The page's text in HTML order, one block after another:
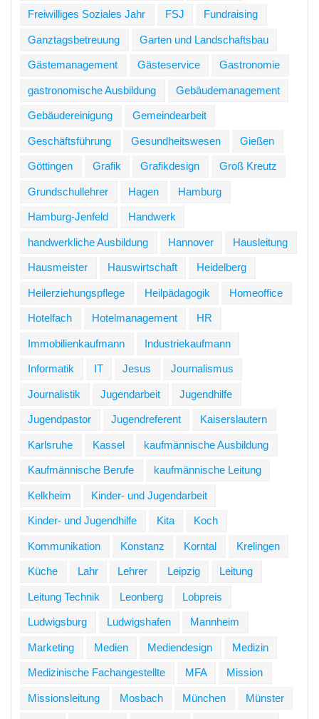
Freiwilliges Soziales Jahr FSJ Fundraising
Ganztagsbetreuung Garten und Landschaftsbau
Gästemanagement Gästeservice Gastronomie
gastronomische Ausbildung Gebäudemanagement
Gebäudereinigung Gemeindearbeit
Geschäftsführung Gesundheitswesen Gießen
Göttingen Grafik Grafikdesign Groß Kreutz
Grundschullehrer Hagen Hamburg
Hamburg-Jenfeld Handwerk
handwerkliche Ausbildung Hannover Hausleitung
Hausmeister Hauswirtschaft Heidelberg
Heilerziehungspflege Heilpädagogik Homeoffice
Hotelfach Hotelmanagement HR
Immobilienkaufmann Industriekaufmann
Informatik IT Jesus Journalismus
Journalistik Jugendarbeit Jugendhilfe
Jugendpastor Jugendreferent Kaiserslautern
Karlsruhe Kassel kaufmännische Ausbildung
Kaufmännische Berufe kaufmännische Leitung
Kelkheim Kinder- und Jugendarbeit
Kinder- und Jugendhilfe Kita Koch
Kommunikation Konstanz Korntal Krelingen
Küche Lahr Lehrer Leipzig Leitung
Leitung Technik Leonberg Lobpreis
Ludwigsburg Ludwigshafen Mannheim
Marketing Medien Mediendesign Medizin
Medizinische Fachangestellte MFA Mission
Missionsleitung Mosbach München Münster